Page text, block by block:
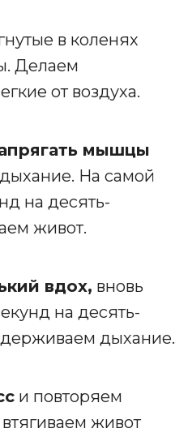
в коленях
Делаем
от воздуха.
мышцы
На самой
на десять-
живот.
вдох, вновь
на десять-
дыхание.
и повторяем
живот